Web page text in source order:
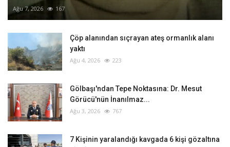
Ağu 7, 2026 167
Çöp alanından sıçrayan ateş ormanlık alanı
yaktı
Ağu 4, 2026 223
Gölbaşı'ndan Tepe Noktasına: Dr. Mesut
Görücü'nün İnanılmaz...
Ağu 3, 2026 767
‎7 Kişinin yaralandığı kavgada 6 kişi gözaltına